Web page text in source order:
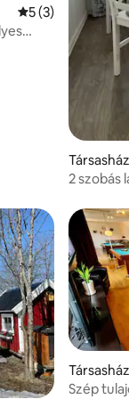
Átlagos
5 (3)
2 szobás
Szép